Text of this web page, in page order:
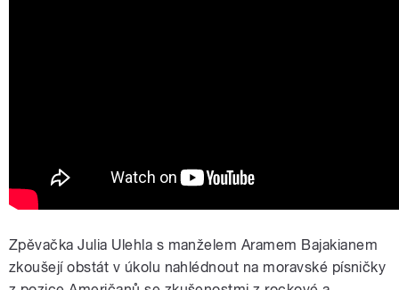
Zpěvačka Julia Ulehla s manželem Aramem Bajakianem
zkoušejí obstát v úkolu nahlédnout na moravské písničky